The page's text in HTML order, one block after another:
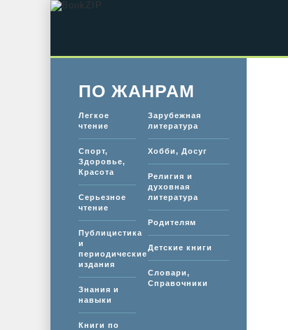
ПО ЖАНРАМ
Легкое
чтение
Спорт,
Здоровье,
Красота
Серьезное
чтение
Публицистика
и
периодические
издания
Знания и
навыки
Книги по
Зарубежная
литература
Хобби, Досуг
Религия и
духовная
литература
Родителям
Детские книги
Словари,
Справочники